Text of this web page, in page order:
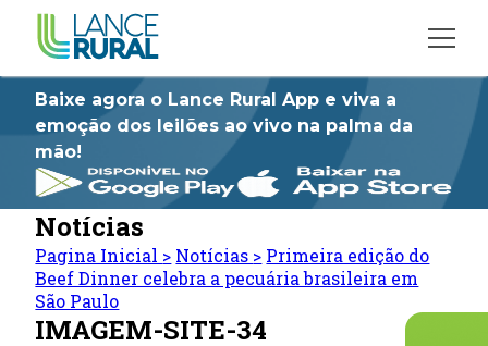
Baixe agora o Lance Rural App e viva a
emoção dos leilões ao vivo na palma da
mão!
Notícias
Pagina Inicial > Notícias > Primeira edição do
Beef Dinner celebra a pecuária brasileira em
São Paulo
IMAGEM-SITE-34